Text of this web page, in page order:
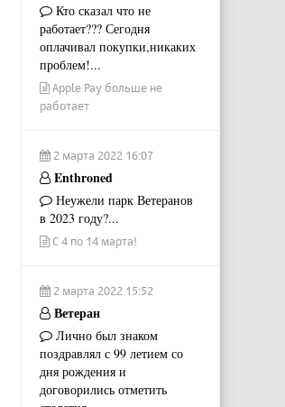
Кто сказал что не
работает??? Сегодня
оплачивал покупки,никаких
проблем!...
Apple Pay больше не
работает
2 марта 2022 16:07
Enthroned
Неужели парк Ветеранов
в 2023 году?...
С 4 по 14 марта!
2 марта 2022 15:52
Ветеран
Лично был знаком
поздравлял с 99 летием со
дня рождения и
договорились отметить